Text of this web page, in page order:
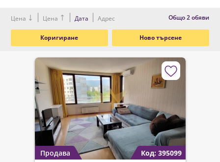
Цена Цена Дата Адрес Oбщо 2 обяви
Коригиране Ново търсене
Продава Код: 395099